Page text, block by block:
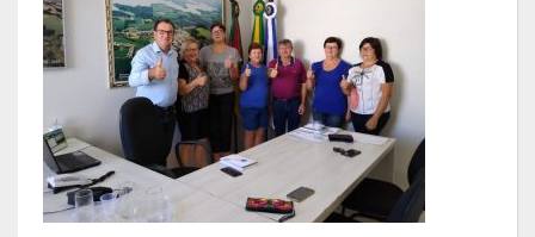
RC – Relatório Circunstanciado
PPA – Plano Plurianual
LDO – Lei de Diretrizes Orçamentárias
Acesso à Informação